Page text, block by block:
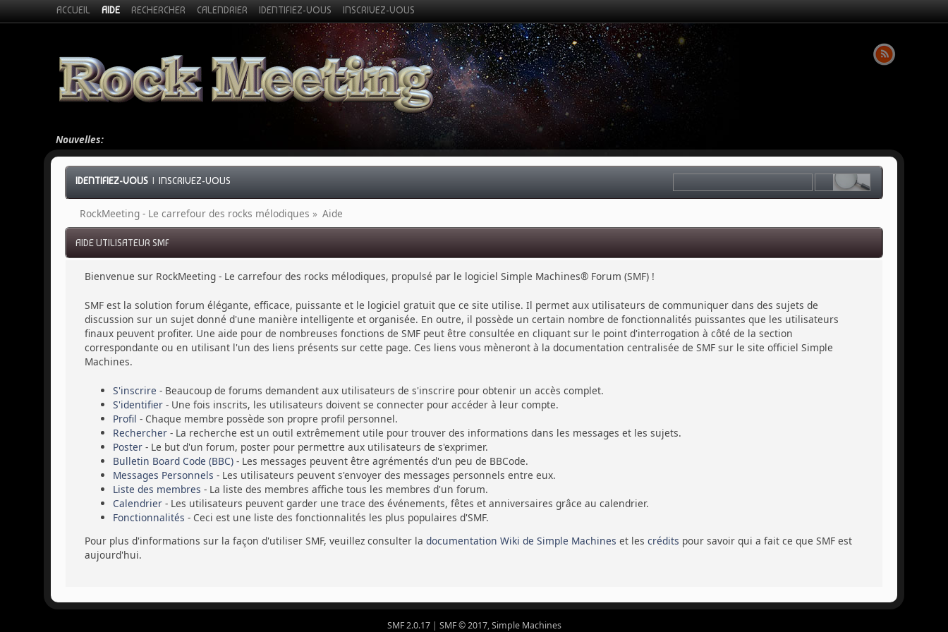
ACCUEIL AIDE RECHERCHER CALENDRIER IDENTIFIEZ-VOUS INSCRIVEZ-VOUS
Nouvelles:
IDENTIFIEZ-VOUS |INSCRIVEZ-VOUS
RockMeeting - Le carrefour des rocks mélodiques » Aide
AIDE UTILISATEUR SMF
Bienvenue sur RockMeeting - Le carrefour des rocks mélodiques, propulsé par le logiciel Simple Machines® Forum (SMF) !
SMF est la solution forum élégante, efficace, puissante et le logiciel gratuit que ce site utilise. Il permet aux utilisateurs de communiquer dans des sujets de
discussion sur un sujet donné d'une manière intelligente et organisée. En outre, il possède un certain nombre de fonctionnalités puissantes que les utilisateurs
finaux peuvent profiter. Une aide pour de nombreuses fonctions de SMF peut être consultée en cliquant sur le point d'interrogation à côté de la section
correspondante ou en utilisant l'un des liens présents sur cette page. Ces liens vous mèneront à la documentation centralisée de SMF sur le site officiel Simple
Machines.
S'inscrire - Beaucoup de forums demandent aux utilisateurs de s'inscrire pour obtenir un accès complet.
S'identifier - Une fois inscrits, les utilisateurs doivent se connecter pour accéder à leur compte.
Profil - Chaque membre possède son propre profil personnel.
Rechercher - La recherche est un outil extrêmement utile pour trouver des informations dans les messages et les sujets.
Poster - Le but d'un forum, poster pour permettre aux utilisateurs de s'exprimer.
Bulletin Board Code (BBC) - Les messages peuvent être agrémentés d'un peu de BBCode.
Messages Personnels - Les utilisateurs peuvent s'envoyer des messages personnels entre eux.
Liste des membres - La liste des membres affiche tous les membres d'un forum.
Calendrier - Les utilisateurs peuvent garder une trace des événements, fêtes et anniversaires grâce au calendrier.
Fonctionnalités - Ceci est une liste des fonctionnalités les plus populaires d'SMF.
Pour plus d'informations sur la façon d'utiliser SMF, veuillez consulter ladocumentation Wiki de Simple Machines et lescrédits pour savoir qui a fait ce que SMF est
aujourd'hui.
SMF 2.0.17| SMF © 2017,Simple Machines